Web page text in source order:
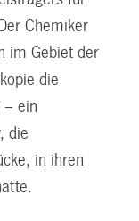
Chemiker
im Gebiet der
die
– ein
die
in ihren